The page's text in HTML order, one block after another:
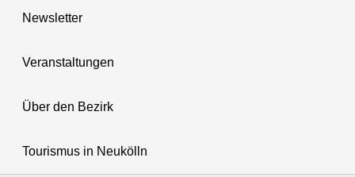
Newsletter
Veranstaltungen
Über den Bezirk
Tourismus in Neukölln